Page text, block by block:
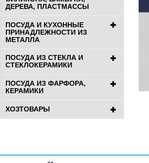
ДЕРЕВА, ПЛАСТМАССЫ
ПОСУДА И КУХОННЫЕ
ПРИНАДЛЕЖНОСТИ ИЗ
МЕТАЛЛА
ПОСУДА ИЗ СТЕКЛА И
СТЕКЛОКЕРАМИКИ
ПОСУДА ИЗ ФАРФОРА,
КЕРАМИКИ
ХОЗТОВАРЫ